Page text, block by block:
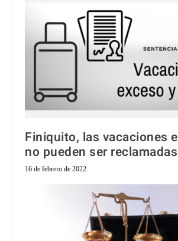
Finiquito, las vacaciones
no pueden ser reclamadas
16 de febrero de 2022